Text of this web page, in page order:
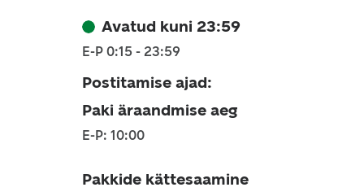
Avatud kuni 23:59
E-P 0:15 - 23:59
Postitamise ajad:
Paki äraandmise aeg
E-P: 10:00
Pakkide kättesaamine